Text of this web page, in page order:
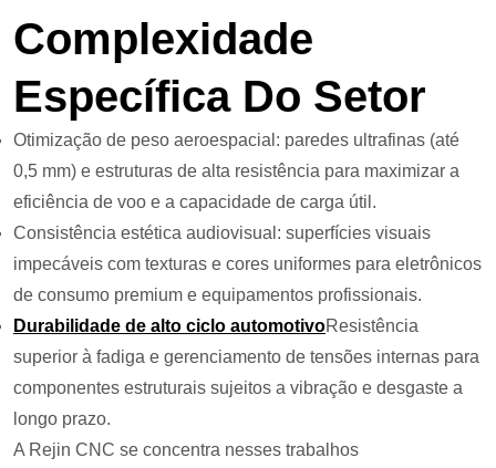
Complexidade
Específica Do Setor
Otimização de peso aeroespacial: paredes ultrafinas (até
0,5 mm) e estruturas de alta resistência para maximizar a
eficiência de voo e a capacidade de carga útil.
Consistência estética audiovisual: superfícies visuais
impecáveis ​​com texturas e cores uniformes para eletrônicos
de consumo premium e equipamentos profissionais.
Durabilidade de alto ciclo automotivoResistência
superior à fadiga e gerenciamento de tensões internas para
componentes estruturais sujeitos a vibração e desgaste a
longo prazo.
A Rejin CNC se concentra nesses trabalhos